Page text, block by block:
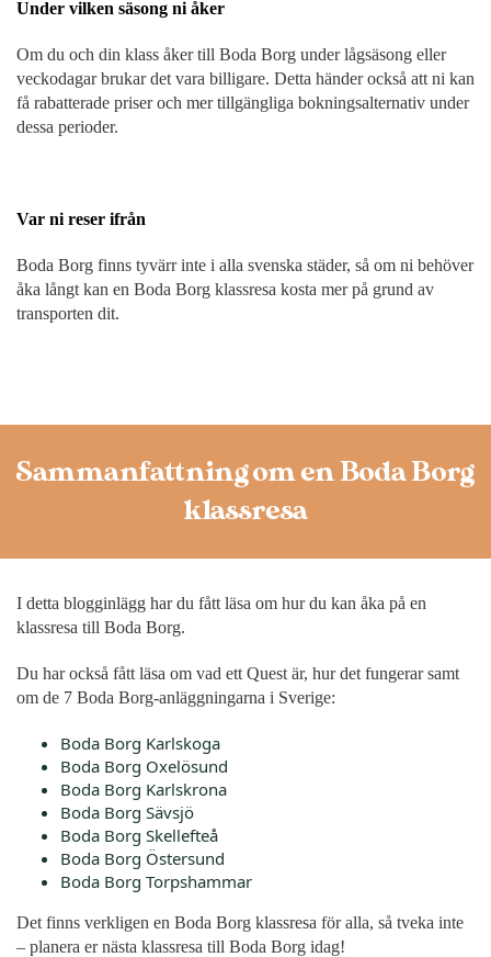
Under vilken säsong ni åker
Om du och din klass åker till Boda Borg under lågsäsong eller
veckodagar brukar det vara billigare. Detta händer också att ni kan
få rabatterade priser och mer tillgängliga bokningsalternativ under
dessa perioder.
Var ni reser ifrån
Boda Borg finns tyvärr inte i alla svenska städer, så om ni behöver
åka långt kan en Boda Borg klassresa kosta mer på grund av
transporten dit.
Sammanfattning om en Boda Borg
klassresa
I detta blogginlägg har du fått läsa om hur du kan åka på en
klassresa till Boda Borg.
Du har också fått läsa om vad ett Quest är, hur det fungerar samt
om de 7 Boda Borg-anläggningarna i Sverige:
Boda Borg Karlskoga
Boda Borg Oxelösund
Boda Borg Karlskrona
Boda Borg Sävsjö
Boda Borg Skellefteå
Boda Borg Östersund
Boda Borg Torpshammar
Det finns verkligen en Boda Borg klassresa för alla, så tveka inte
– planera er nästa klassresa till Boda Borg idag!